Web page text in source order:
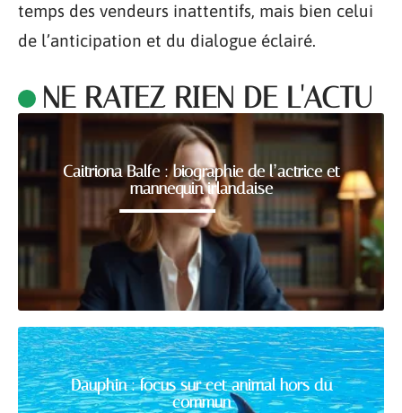
temps des vendeurs inattentifs, mais bien celui
de l’anticipation et du dialogue éclairé.
NE RATEZ RIEN DE L'ACTU
Caitriona Balfe : biographie de l’actrice et
mannequin irlandaise
Dauphin : focus sur cet animal hors du
commun